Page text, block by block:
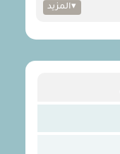
▾المزيد